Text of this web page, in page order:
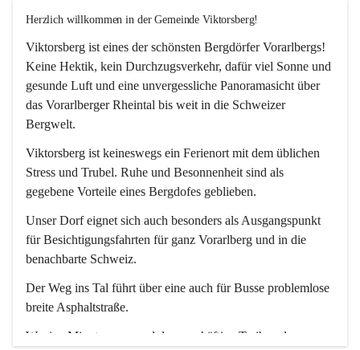
Herzlich willkommen in der Gemeinde Viktorsberg!
Viktorsberg ist eines der schönsten Bergdörfer Vorarlbergs!
Keine Hektik, kein Durchzugsverkehr, dafür viel Sonne und
gesunde Luft und eine unvergessliche Panoramasicht über
das Vorarlberger Rheintal bis weit in die Schweizer
Bergwelt.
Viktorsberg ist keineswegs ein Ferienort mit dem üblichen
Stress und Trubel. Ruhe und Besonnenheit sind als
gegebene Vorteile eines Bergdofes geblieben.
Unser Dorf eignet sich auch besonders als Ausgangspunkt
für Besichtigungsfahrten für ganz Vorarlberg und in die
benachbarte Schweiz.
Der Weg ins Tal führt über eine auch für Busse problemlose
breite Asphaltstraße.
Wenige Minuten nur, und das geschäftige Treiben der